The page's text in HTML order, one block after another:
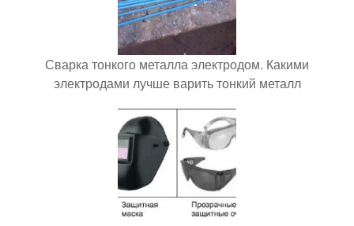
Сварка тонкого металла электродом. Какими
электродами лучше варить тонкий металл